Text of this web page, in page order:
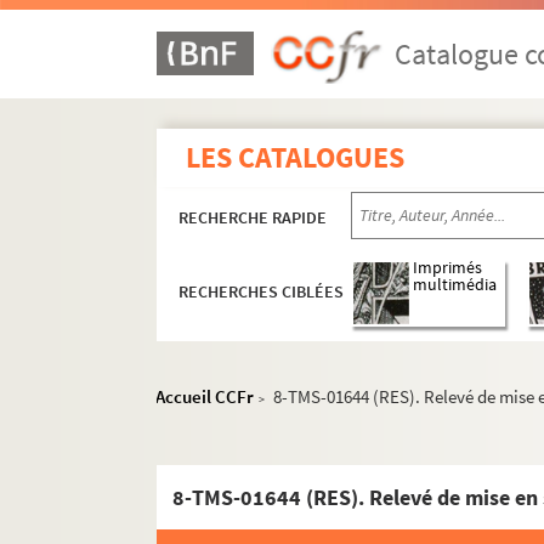
Catalogue
LES CATALOGUES
RECHERCHE RAPIDE
RECHERCHES CIBLÉES
Imprimés
multimédia
Accueil CCFr > 8-TMS-01644 (RES). Relevé de mise
8-TMS-01644 (RES). Relevé de mise en
Georges Berr, Louis Verneuil. Miss France :
Robert Cedric Sheriff. Miss Mabel : pièce en
Alexandre Bisson. Une mission délicate :
Jean Racine. Mithridate : tragédie en 5
Luc Morier. Le modèle : comédie en 1 acte.
Marguerite Duras. Moi, je m'appelle
Robert Bodet. Moi, le mari : comédie en 3
Louis Beydts, Pierre Wolff, Henri Duvernois.
Alfred Vercourt, Lucien Monseigneur. Un
Jean Conti et Georges Tednau. La "môme" :